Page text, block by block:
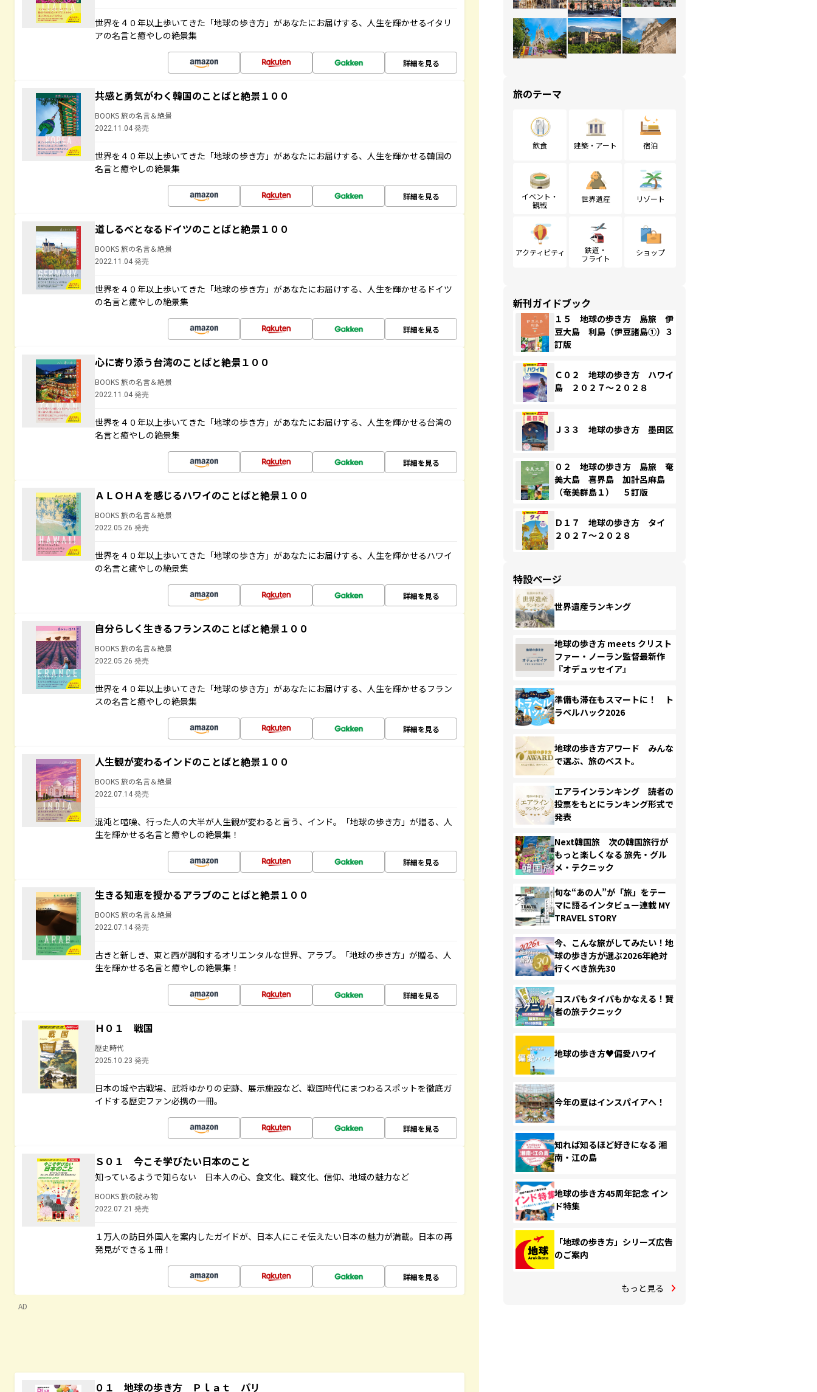
世界を４０年以上歩いてきた「地球の歩き方」があなたにお届けする、人生を輝かせるイタリ
アの名言と癒やしの絶景集
詳細を見る
共感と勇気がわく韓国のことばと絶景１００
BOOKS 旅の名言＆絶景
2022.11.04 発売
世界を４０年以上歩いてきた「地球の歩き方」があなたにお届けする、人生を輝かせる韓国の
名言と癒やしの絶景集
詳細を見る
道しるべとなるドイツのことばと絶景１００
BOOKS 旅の名言＆絶景
2022.11.04 発売
世界を４０年以上歩いてきた「地球の歩き方」があなたにお届けする、人生を輝かせるドイツ
の名言と癒やしの絶景集
詳細を見る
心に寄り添う台湾のことばと絶景１００
BOOKS 旅の名言＆絶景
2022.11.04 発売
世界を４０年以上歩いてきた「地球の歩き方」があなたにお届けする、人生を輝かせる台湾の
名言と癒やしの絶景集
詳細を見る
ＡＬＯＨＡを感じるハワイのことばと絶景１００
BOOKS 旅の名言＆絶景
2022.05.26 発売
世界を４０年以上歩いてきた「地球の歩き方」があなたにお届けする、人生を輝かせるハワイ
の名言と癒やしの絶景集
詳細を見る
自分らしく生きるフランスのことばと絶景１００
BOOKS 旅の名言＆絶景
2022.05.26 発売
世界を４０年以上歩いてきた「地球の歩き方」があなたにお届けする、人生を輝かせるフラン
スの名言と癒やしの絶景集
詳細を見る
人生観が変わるインドのことばと絶景１００
BOOKS 旅の名言＆絶景
2022.07.14 発売
混沌と喧噪、行った人の大半が人生観が変わると言う、インド。「地球の歩き方」が贈る、人
生を輝かせる名言と癒やしの絶景集！
詳細を見る
生きる知恵を授かるアラブのことばと絶景１００
BOOKS 旅の名言＆絶景
2022.07.14 発売
古きと新しき、東と西が調和するオリエンタルな世界、アラブ。「地球の歩き方」が贈る、人
生を輝かせる名言と癒やしの絶景集！
詳細を見る
Ｈ０１ 戦国
歴史時代
2025.10.23 発売
日本の城や古戦場、武将ゆかりの史跡、展示施設など、戦国時代にまつわるスポットを徹底ガ
イドする歴史ファン必携の一冊。
詳細を見る
Ｓ０１ 今こそ学びたい日本のこと
知っているようで知らない 日本人の心、食文化、職文化、信仰、地域の魅力など
BOOKS 旅の読み物
2022.07.21 発売
１万人の訪日外国人を案内したガイドが、日本人にこそ伝えたい日本の魅力が満載。日本の再
発見ができる１冊！
詳細を見る
AD
０１ 地球の歩き方 Ｐｌａｔ パリ
旅のテーマ
飲食 建築・アート 宿泊
イベント・
観戦
世界遺産 リゾート
アクティビティ
鉄道・
フライト
ショップ
新刊ガイドブック
１５ 地球の歩き方 島旅 伊
豆大島 利島（伊豆諸島①）３
訂版
Ｃ０２ 地球の歩き方 ハワイ
島 ２０２７～２０２８
Ｊ３３ 地球の歩き方 墨田区
０２ 地球の歩き方 島旅 奄
美大島 喜界島 加計呂麻島
（奄美群島１） ５訂版
Ｄ１７ 地球の歩き方 タイ
２０２７～２０２８
特設ページ
世界遺産ランキング
地球の歩き方 meets クリスト
ファー・ノーラン監督最新作
『オデュッセイア』
準備も滞在もスマートに！ ト
ラベルハック2026
地球の歩き方アワード みんな
で選ぶ、旅のベスト。
エアラインランキング 読者の
投票をもとにランキング形式で
発表
Next韓国旅 次の韓国旅行が
もっと楽しくなる 旅先・グル
メ・テクニック
旬な“あの人”が「旅」をテー
マに語るインタビュー連載 MY
TRAVEL STORY
今、こんな旅がしてみたい！地
球の歩き方が選ぶ2026年絶対
行くべき旅先30
コスパもタイパもかなえる！賢
者の旅テクニック
地球の歩き方♥偏愛ハワイ
今年の夏はインスパイアへ！
知れば知るほど好きになる 湘
南・江の島
地球の歩き方45周年記念 イン
ド特集
「地球の歩き方」シリーズ広告
のご案内
もっと見る